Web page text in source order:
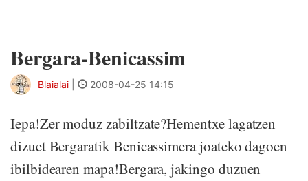
Bergara-Benicassim
Blaialai 2008-04-25 14:15
Iepa!Zer moduz zabiltzate?Hementxe lagatzen
dizuet Bergaratik Benicassimera joateko dagoen
ibilbidearen mapa!Bergara, jakingo duzuen